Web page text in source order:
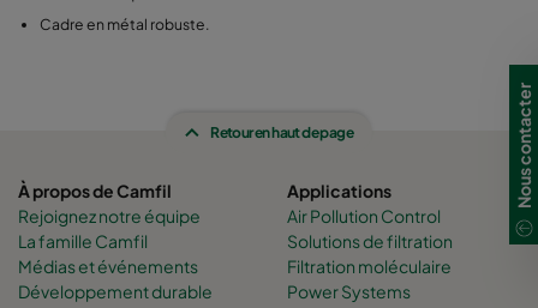
Cadre en métal robuste.
Retour en haut de page
À propos de Camfil
Rejoignez notre équipe
La famille Camfil
Médias et événements
Développement durable
Applications
Air Pollution Control
Solutions de filtration
Filtration moléculaire
Power Systems
Nous contacter